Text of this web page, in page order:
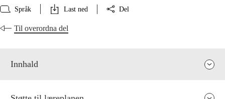
Språk Last ned Del
Til overordna del
Innhald